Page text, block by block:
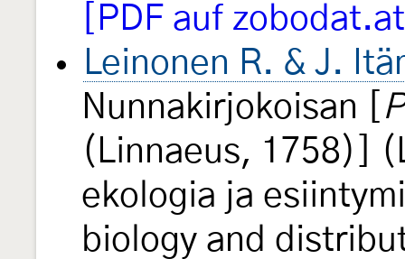
[PDF auf
Leinonen R. & J.
Nunnakirjokoisan [
(Linnaeus, 1758)]
ekologia ja
biology and